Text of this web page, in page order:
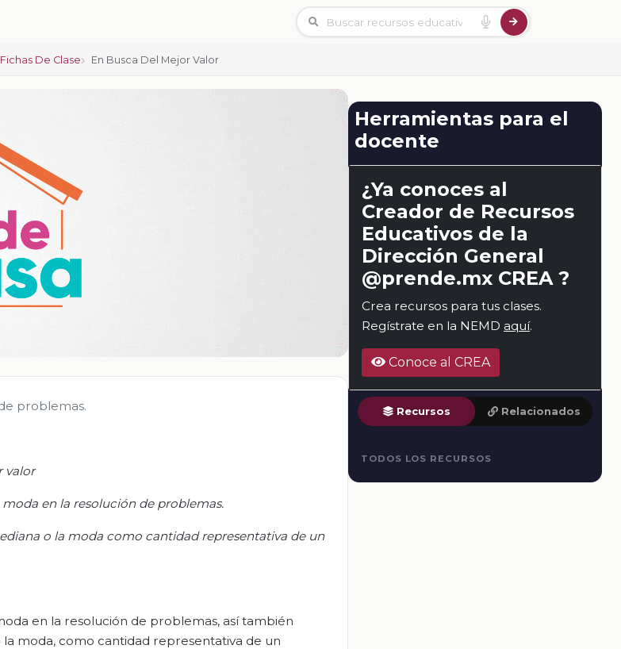
Fichas De Clase En Busca Del Mejor Valor
problemas.
valor
en la resolución de problemas.
o la moda como cantidad representativa de un
en la resolución de problemas, así también
moda, como cantidad representativa de un
Herramientas para el
docente
¿Ya conoces al
Creador de Recursos
Educativos de la
Dirección General
@prende.mx CREA ?
Crea recursos para tus clases.
Regístrate en la NEMD aquí.
Conoce al CREA
Recursos Relacionados
TODOS LOS RECURSOS